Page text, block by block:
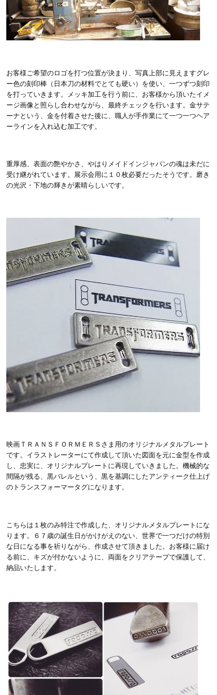
お客様ご希望のロゴを打つ位置が決まり、写真上部に見えますグレ
ー色の刻印棒（日本刀の材料でとても硬い）を使い、一つずつ刻印
を打っていきます。メッキ加工を行う前に、お客様から頂いたイメ
ージ画像と照らし合わせながら、最終チェックを行います。金サテ
ーナという、金を付着させた後に、職人が手作業にて一つ一つヘア
ーラインを入れ込む加工です。
重厚感、表面の艶やかさ、やはりメイドインジャパンの魂は未だに
受け継がれています。展示会用に１０枚必要だったそうです。磨き
の光沢・下地の輝きが素晴らしいです。
映画ＴＲＡＮＳＦＯＲＭＥＲＳさま用のオリジナルメタルプレート
です。イラストレーターにて作成して頂いた図面を元に金型を作成
し、忠実に、オリジナルプレートに再現していきました。機械的な
間隔が残る、黒バレルという、黒を基調にしたアンティーク仕上げ
のトランスフォーマータグになります。
こちらは１枚のみ特注で作成した、オリジナルメタルプレートにな
ります。６７歳の誕生日がかけがえのない、世界で一つだけの特別
な日になる事を祈りながら、作成させて頂きました。お客様に届け
る前に、キズが付かないように、両面をクリアテープで保護して、
納品いたします。